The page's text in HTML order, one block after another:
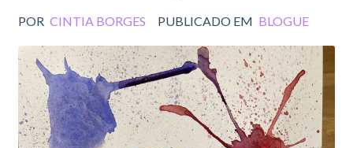
POR CINTIA BORGES PUBLICADO EM BLOGUE